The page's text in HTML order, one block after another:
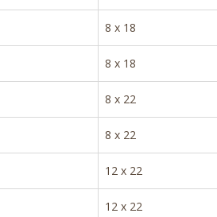
8 x 18
8 x 18
8 x 22
8 x 22
12 x 22
12 x 22